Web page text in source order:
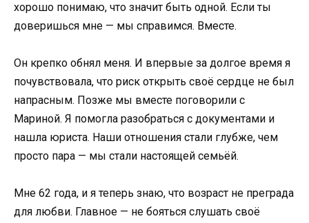
хорошо понимаю, что значит быть одной. Если ты
доверишься мне — мы справимся. Вместе.
Он крепко обнял меня. И впервые за долгое время я
почувствовала, что риск открыть своё сердце не был
напрасным. Позже мы вместе поговорили с
Мариной. Я помогла разобраться с документами и
нашла юриста. Наши отношения стали глубже, чем
просто пара — мы стали настоящей семьёй.
Мне 62 года, и я теперь знаю, что возраст не преграда
для любви. Главное — не бояться слушать своё